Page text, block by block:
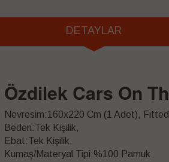
DETAYLAR
Özdilek Cars On
Nevresim:160x220 Cm (1 Adet),
Beden:Tek Kişilik,
Ebat:Tek Kişilik,
Kumaş/Materyal Tipi:%100 Pamuk